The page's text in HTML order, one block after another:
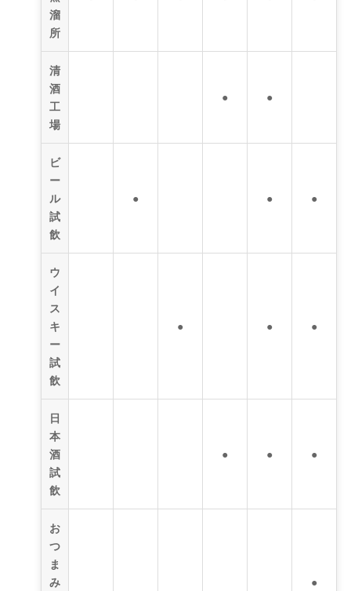
溜
所
清
酒
工
場
● ●
ビ
ー
ル
試
飲
● ● ●
ウ
イ
ス
キ
ー
試
飲
● ● ●
日
本
酒
試
飲
● ● ●
お
つ
ま
み
●